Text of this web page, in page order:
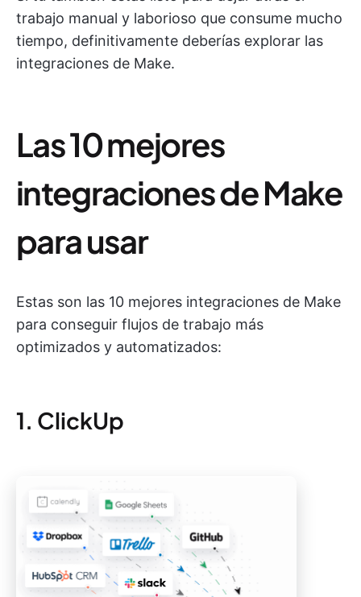
trabajo manual y laborioso que consume mucho
tiempo, definitivamente deberías explorar las
integraciones de Make.
Las 10 mejores
integraciones de Make
para usar
Estas son las 10 mejores integraciones de Make
para conseguir flujos de trabajo más
optimizados y automatizados:
1. ClickUp